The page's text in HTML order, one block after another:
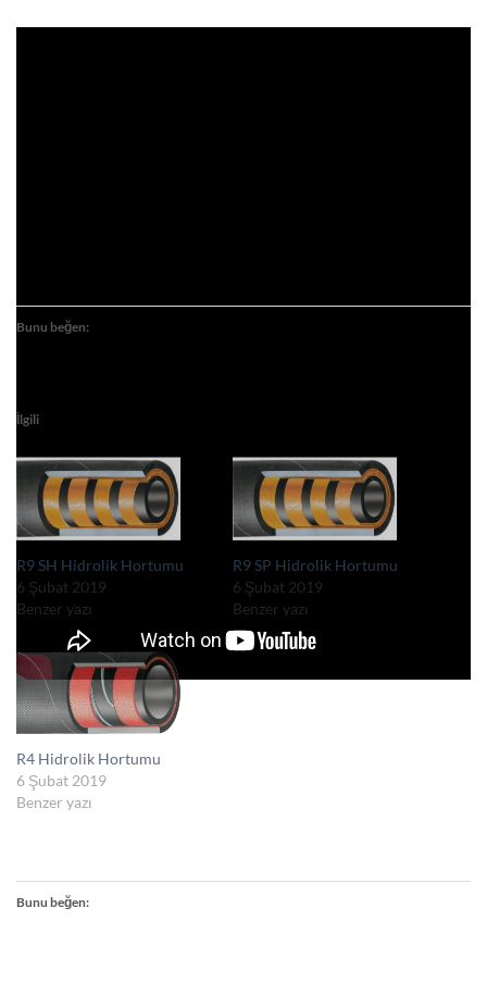
Bunu beğen:
İlgili
R9 SH Hidrolik Hortumu
6 Şubat 2019
Benzer yazı
R9 SP Hidrolik Hortumu
6 Şubat 2019
Benzer yazı
R4 Hidrolik Hortumu
6 Şubat 2019
Benzer yazı
Bunu beğen: